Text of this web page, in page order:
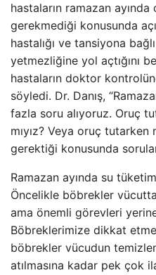
hastaların ramazan
gerekmediği konusunda
hastalığı ve tansiyona
yetmezliğine yol açtığını
hastaların doktor
söyledi. Dr. Danış,
fazla soru alıyoruz. Oruç
mıyız? Veya oruç
gerektiği konusunda
Ramazan ayında su
Öncelikle böbrekler
ama önemli görevleri
Böbreklerimize dikkat
böbrekler vücudun
atılmasına kadar pek çok